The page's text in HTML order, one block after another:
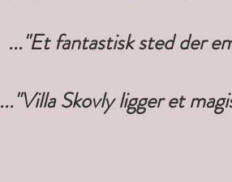
..."Et fantastisk sted der
..."Villa Skovly ligger et